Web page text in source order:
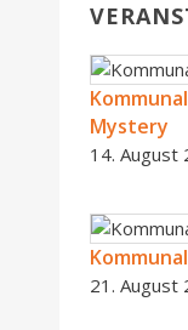
Mystery
14.
21.